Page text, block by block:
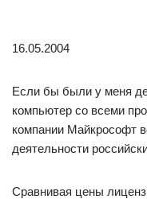
16.05.2004
Если бы были у меня
компьютер со всеми
компании Майкрософт
деятельности
Сравнивая цены